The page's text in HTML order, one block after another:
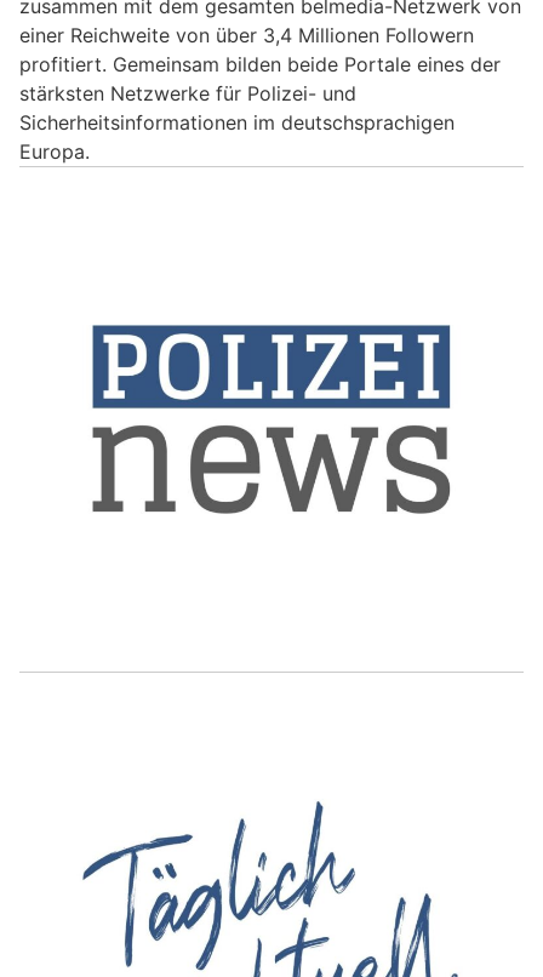
zusammen mit dem gesamten belmedia-Netzwerk von
einer Reichweite von über 3,4 Millionen Followern
profitiert. Gemeinsam bilden beide Portale eines der
stärksten Netzwerke für Polizei- und
Sicherheitsinformationen im deutschsprachigen
Europa.